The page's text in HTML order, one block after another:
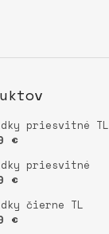
priesvitné TL
€
priesvitné
€
čierne TL
€